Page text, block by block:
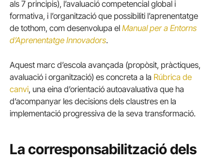
als 7 principis), l’avaluació competencial global i
formativa, i l’organització que possibiliti l’aprenentatge
de tothom, com desenvolupa el Manual per a Entorns
d’Aprenentatge Innovadors.
Aquest marc d’escola avançada (propòsit, pràctiques,
avaluació i organització) es concreta a la Rúbrica de
canvi, una eina d’orientació autoavaluativa que ha
d’acompanyar les decisions dels claustres en la
implementació progressiva de la seva transformació.
La corresponsabilització dels